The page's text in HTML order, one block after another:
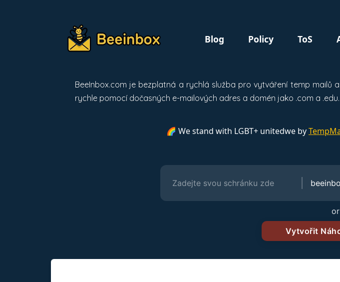
Blog Policy ToS
BeeInbox.com je bezplatná a rychlá služba pro vytváření temp mailů
rychle pomocí dočasných e-mailových adres a domén jako .com a .edu.
🌈 We stand with LGBT+ unitedwe by
or